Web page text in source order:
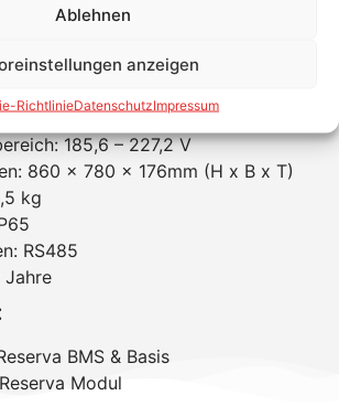
Ablehnen
anzeigen
RichtlinieDatenschutzImpressum
bis zu 5 Batterieeinheiten
185,6 – 227,2 V
860 x 780 x 176mm (H x B x T)
kg
RS485
Jahre
BMS & Basis
Modul